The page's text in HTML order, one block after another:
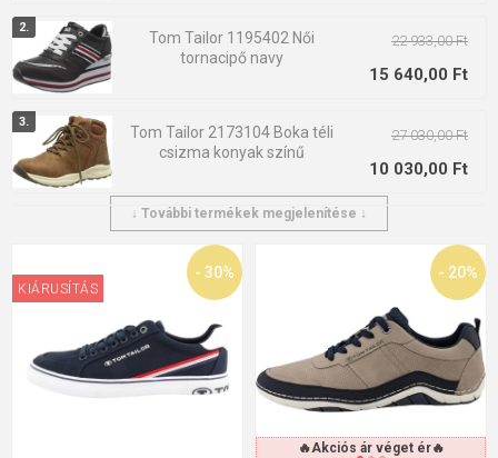
Tom Tailor 1195402 Női
tornacipő navy
22 933,00 Ft
15 640,00 Ft
Tom Tailor 2173104 Boka téli
csizma konyak színű
27 030,00 Ft
10 030,00 Ft
Tom Tailor 3280901 Férfi
cipő kék
17 833,00 Ft
Tom Tailor 4291312 Női
csizma bézs színű
40 630,00 Ft
16 490,00 Ft
Tom Tailor 4290401 Női
bokacsizma fekete
↓ További termékek megjelenítése ↓
- 30%
KIÁRUSÍTÁS
🔥Akciós ár véget ér🔥
- 20%